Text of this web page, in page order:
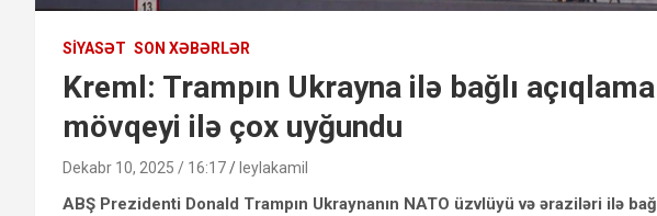
SIYASƏT SON XƏBƏRLƏR
Kreml: Trampın Ukrayna ilə bağlı
mövqeyi ilə çox uyğundu
Dekabr 10, 2025 / 16:17 leylakamil
ABŞ Prezidenti Donald Trampın Ukraynanın NATO üzvlüyü və əraziləri ilə